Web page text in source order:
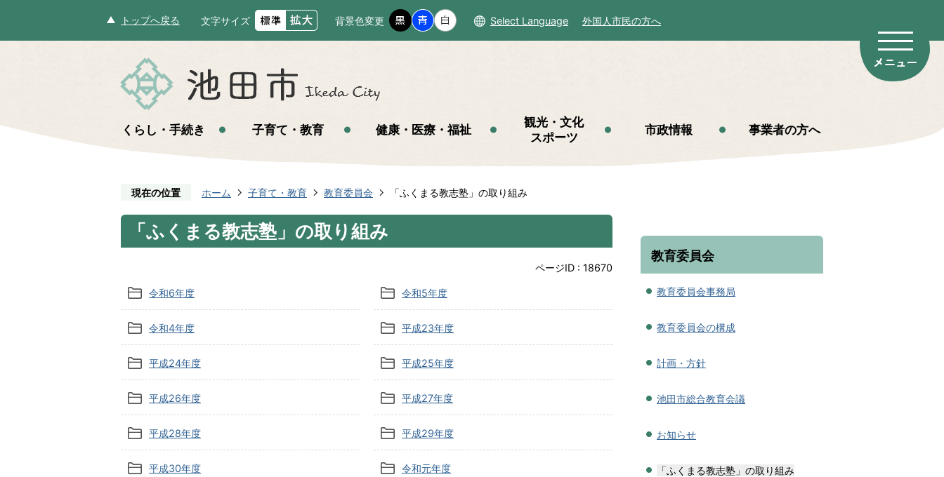
トップへ戻る 文字サイズ 背景色変更 Select Language 外国人市民の方へ
くらし・手続き 子育て・教育 健康・医療・福祉
観光・文化
スポーツ
市政情報 事業者の方へ
現在の位置 ホーム 子育て・教育 教育委員会 「ふくまる教志塾」の取り組み
「ふくまる教志塾」の取り組み
ページID : 18670
令和6年度 令和5年度
令和4年度 平成23年度
平成24年度 平成25年度
平成26年度 平成27年度
平成28年度 平成29年度
平成30年度 令和元年度
教育委員会
教育委員会事務局
教育委員会の構成
計画・方針
池田市総合教育会議
お知らせ
「ふくまる教志塾」の取り組み